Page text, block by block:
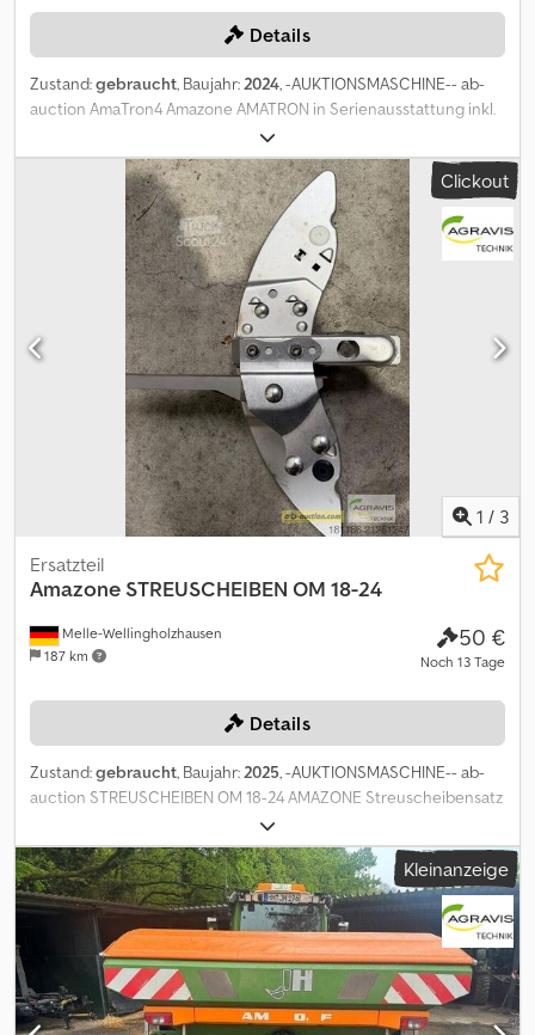
Details
Zustand:gebraucht, Baujahr:2024, -AUKTIONSMASCHINE-- ab-
auction AmaTron4 Amazone AMATRON in Serienausstattung inkl.
Signalkabel RAM-Halterung AT40030975 Auf diese Maschine
können Sie Online bieten Der Startpreis beträgt 490.00 EUR excl.
MwSt. Registrieren Sie sich kostenlos und bieten Sie mit. Hier
geht es zur Auktion: ----- ----- Exciting Online Auction! Start
bidding on NOW! ab-auction Cedpfsyk I N Tsx Angsrf
Clickout
1 / 3
Melle-Wellingholzhausen
187 km
Ersatzteil
Amazone STREUSCHEIBEN OM 18-24
50 €
Noch 13 Tage
Details
Zustand:gebraucht, Baujahr: 2025, -AUKTIONSMASCHINE-- ab-
auction STREUSCHEIBEN OM 18-24 AMAZONE Streuscheibensatz
OM 18 - 24 Auf diese Maschine können Sie Online bieten Der
Startpreis beträgt 50.00 EUR excl. MwSt. Registrieren Sie sich
kostenlos und bieten Sie mit. Hier geht es zur Auktion: ----- -----
Exciting Online Auction! Start bidding on NOW! Csdeyk I S Uopfx
Angorf ab-auction
Kleinanzeige